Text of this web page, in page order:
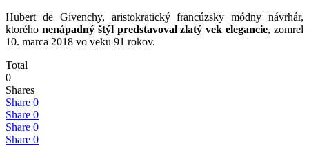
Hubert de Givenchy, aristokratický francúzsky módny návrhár,
ktorého nenápadný štýl predstavoval zlatý vek elegancie, zomrel
10. marca 2018 vo veku 91 rokov.
Total
0
Shares
Share 0
Share 0
Share 0
Share 0